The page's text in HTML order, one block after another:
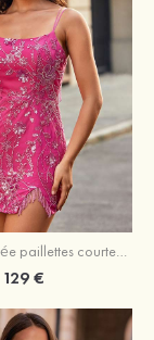
Fourreau carrée paillettes courte/mini robe de fête de la rentrée
129 €